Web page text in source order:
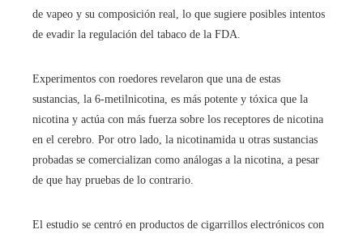
de vapeo y su composición real, lo que sugiere posibles intentos
de evadir la regulación del tabaco de la FDA.
Experimentos con roedores revelaron que una de estas
sustancias, la 6-metilnicotina, es más potente y tóxica que la
nicotina y actúa con más fuerza sobre los receptores de nicotina
en el cerebro. Por otro lado, la nicotinamida u otras sustancias
probadas se comercializan como análogas a la nicotina, a pesar
de que hay pruebas de lo contrario.
El estudio se centró en productos de cigarrillos electrónicos con